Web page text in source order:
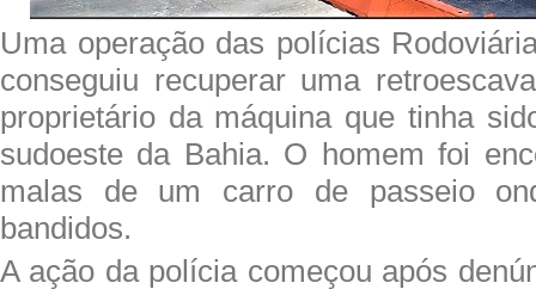
Uma operação das polícias
conseguiu recuperar uma
proprietário da máquina que tinha
sudoeste da Bahia. O homem foi
malas de um carro de passeio
bandidos.
A ação da polícia começou após